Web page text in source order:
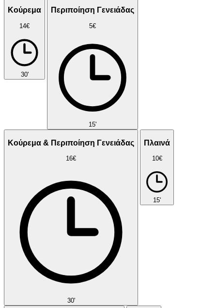
Κούρεμα
14€
30'
Περιποίηση Γενειάδας
5€
15'
Κούρεμα & Περιποίηση Γενειάδας
16€
30'
Πλαινά
10€
15'